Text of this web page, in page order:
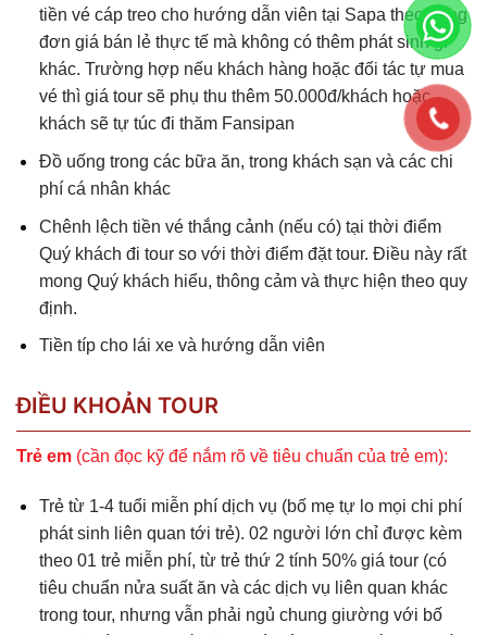
tiền vé cáp treo cho hướng dẫn viên tại Sapa theo đúng
đơn giá bán lẻ thực tế mà không có thêm phát sinh gì
khác. Trường hợp nếu khách hàng hoặc đối tác tự mua
vé thì giá tour sẽ phụ thu thêm 50.000đ/khách hoặc
khách sẽ tự túc đi thăm Fansipan
Đồ uống trong các bữa ăn, trong khách sạn và các chi
phí cá nhân khác
Chênh lệch tiền vé thắng cảnh (nếu có) tại thời điểm
Quý khách đi tour so với thời điểm đặt tour. Điều này rất
mong Quý khách hiểu, thông cảm và thực hiện theo quy
định.
Tiền típ cho lái xe và hướng dẫn viên
ĐIỀU KHOẢN TOUR
Trẻ em (cần đọc kỹ để nắm rõ về tiêu chuẩn của trẻ em):
Trẻ từ 1-4 tuổi miễn phí dịch vụ (bố mẹ tự lo mọi chi phí
phát sinh liên quan tới trẻ). 02 người lớn chỉ được kèm
theo 01 trẻ miễn phí, từ trẻ thứ 2 tính 50% giá tour (có
tiêu chuẩn nửa suất ăn và các dịch vụ liên quan khác
trong tour, nhưng vẫn phải ngủ chung giường với bố